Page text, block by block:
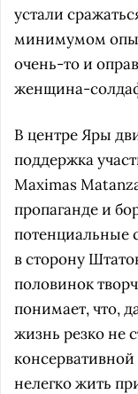
устали
минимумом
очень-то и
женщина-
В центре Яры
поддержка
Maximas
пропаганде и
потенциальные
в сторону
половинок
понимает, что,
жизнь резко не
нелегко жить